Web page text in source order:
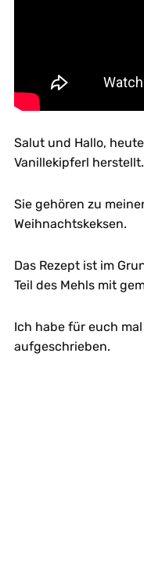
Salut und Hallo,
Vanillekipferl herstellt.
Sie gehören zu
Weihnachtskeksen.
Das Rezept ist im
Teil des Mehls mit
Ich habe für euch
aufgeschrieben.